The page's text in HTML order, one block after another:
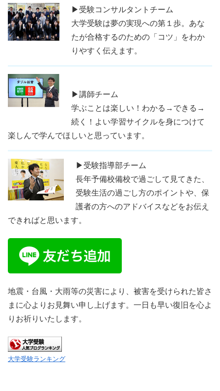
▶受験コンサルタントチーム
大学受験は夢の実現への第１歩。あな
たが合格するのための「コツ」をわか
りやすく伝えます。
▶講師チーム
学ぶことは楽しい！わかる→できる→
続く！よい学習サイクルを身につけて
楽しんで学んでほしいと思っています。
▶受験指導部チーム
長年予備校備校で過ごして見てきた、
受験生活の過ごし方のポイントや、保
護者の方へのアドバイスなどをお伝え
できればと思います。
地震・台風・大雨等の災害により、被害を受けられた皆さ
まに心よりお見舞い申し上げます。一日も早い復旧を心よ
りお祈りいたします。
大学受験ランキング